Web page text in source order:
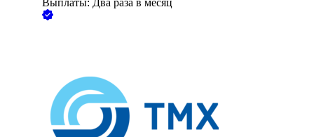
Выплаты: Два раза в месяц